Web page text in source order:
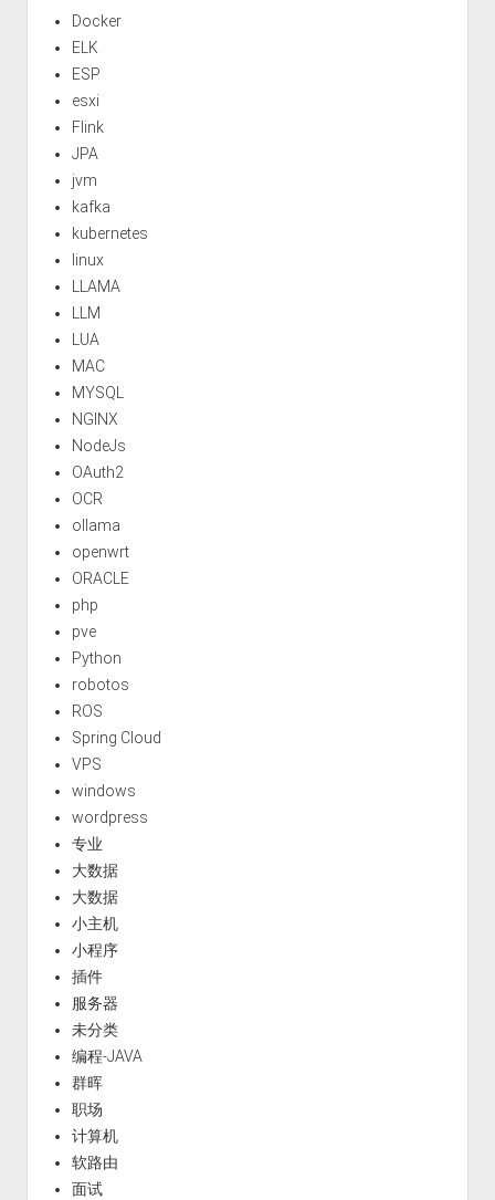
Docker
ELK
ESP
esxi
Flink
JPA
jvm
kafka
kubernetes
linux
LLAMA
LLM
LUA
MAC
MYSQL
NGINX
NodeJs
OAuth2
OCR
ollama
openwrt
ORACLE
php
pve
Python
robotos
ROS
Spring Cloud
VPS
windows
wordpress
专业
大数据
大数据
小主机
小程序
插件
服务器
未分类
编程-JAVA
群晖
职场
计算机
软路由
面试